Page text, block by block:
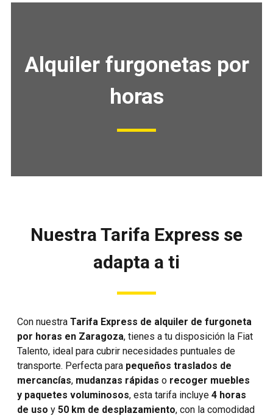
Alquiler furgonetas por
horas
Nuestra Tarifa Express se
adapta a ti
Con nuestra Tarifa Express de alquiler de furgoneta
por horas en Zaragoza, tienes a tu disposición la Fiat
Talento, ideal para cubrir necesidades puntuales de
transporte. Perfecta para pequeños traslados de
mercancías, mudanzas rápidas o recoger muebles
y paquetes voluminosos, esta tarifa incluye 4 horas
de uso y 50 km de desplazamiento, con la comodidad